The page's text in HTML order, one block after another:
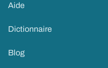
Aide
Dictionnaire
Blog